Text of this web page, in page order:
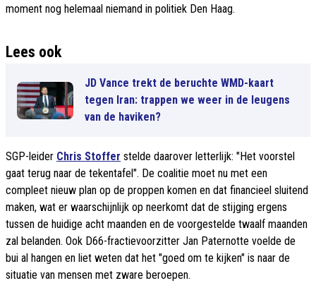
moment nog helemaal niemand in politiek Den Haag.
Lees ook
JD Vance trekt de beruchte WMD-kaart
tegen Iran: trappen we weer in de leugens
van de haviken?
SGP-leider Chris Stoffer stelde daarover letterlijk: "Het voorstel
gaat terug naar de tekentafel". De coalitie moet nu met een
compleet nieuw plan op de proppen komen en dat financieel sluitend
maken, wat er waarschijnlijk op neerkomt dat de stijging ergens
tussen de huidige acht maanden en de voorgestelde twaalf maanden
zal belanden. Ook D66-fractievoorzitter Jan Paternotte voelde de
bui al hangen en liet weten dat het "goed om te kijken" is naar de
situatie van mensen met zware beroepen.